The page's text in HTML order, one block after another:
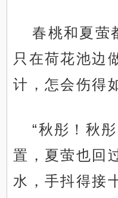
春桃和夏萤
只在荷花池边
计，怎会伤得
“秋彤！秋
置，夏萤也回
水，手抖得接